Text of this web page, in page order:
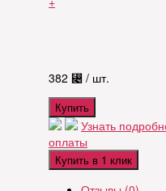
382 ⃄ / шт.
Купить
Узнать
оплаты
Купить в 1 клик